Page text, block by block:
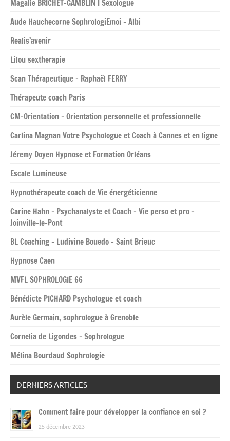
Magalie BRICHET-GAMBLIN | Sexologue
Aude Hauchecorne SophrologiEmoi – Albi
Realis’avenir
Lilou sextherapie
Scan Thérapeutique – Raphaël FERRY
Thérapeute coach Paris
CM-Orientation – Orientation personnelle et professionnelle
Carlina Magnan Votre Psychologue et Coach à Cannes et en ligne
Jéremy Doyen Hypnose et Formation Orléans
Escale Lumineuse
Hypnothérapeute coach de Vie énergéticienne
Carine Hahn – Psychanalyste et Coach – Vie perso et pro –
Joinville-le-Pont
BL Coaching – Ludivine Bouedo – Saint Brieuc
Hypnose Caen
MVFL SOPHROLOGIE 66
Bénédicte PICHARD Psychologue et coach
Aurèle Germain, sophrologue à Grenoble
Cornelia de Ligondes – Sophrologue
Mélina Bourdaud Sophrologie
DERNIERS ARTICLES
Comment faire pour développer la confiance en soi ?
25 décembre 2023